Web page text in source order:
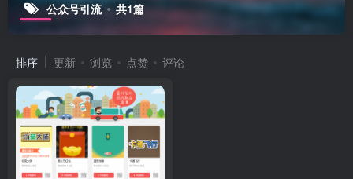
公众号引流 共1篇
排序 更新 浏览 点赞 评论